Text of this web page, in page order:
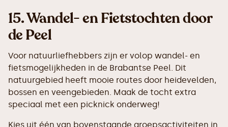
15.Wandel- en Fietstochten door
de Peel
Voor natuurliefhebbers zijn er volop wandel- en
fietsmogelijkheden in de Brabantse Peel. Dit
natuurgebied heeft mooie routes door heidevelden,
bossen en veengebieden. Maak de tocht extra
speciaal met een picknick onderweg!
Kies uit één van bovenstaande groepsactiviteiten in